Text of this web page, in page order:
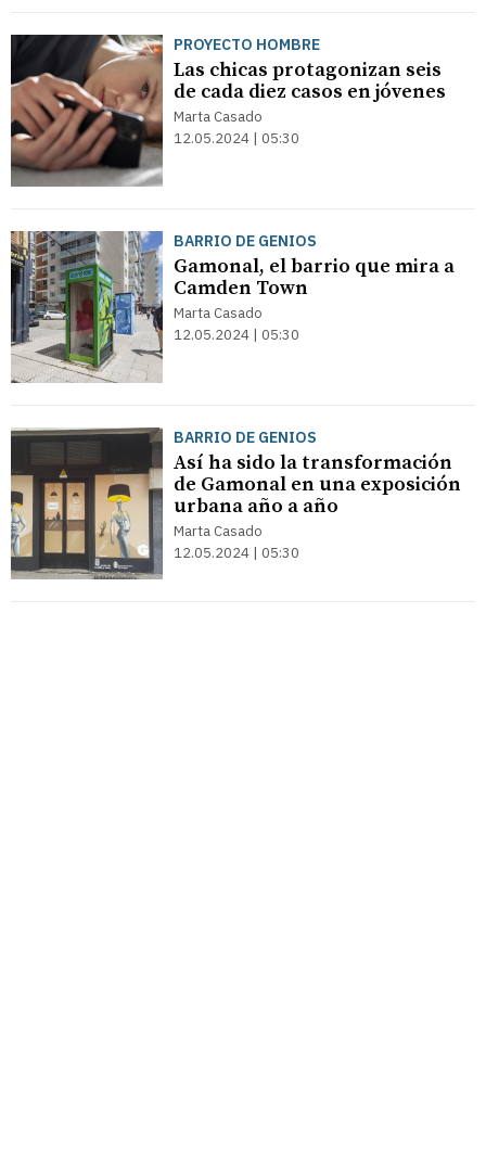
PROYECTO HOMBRE
Las chicas protagonizan seis
de cada diez casos en jóvenes
Marta Casado
12.05.2024 | 05:30
BARRIO DE GENIOS
Gamonal, el barrio que mira a
Camden Town
Marta Casado
12.05.2024 | 05:30
BARRIO DE GENIOS
Así ha sido la transformación
de Gamonal en una exposición
urbana año a año
Marta Casado
12.05.2024 | 05:30